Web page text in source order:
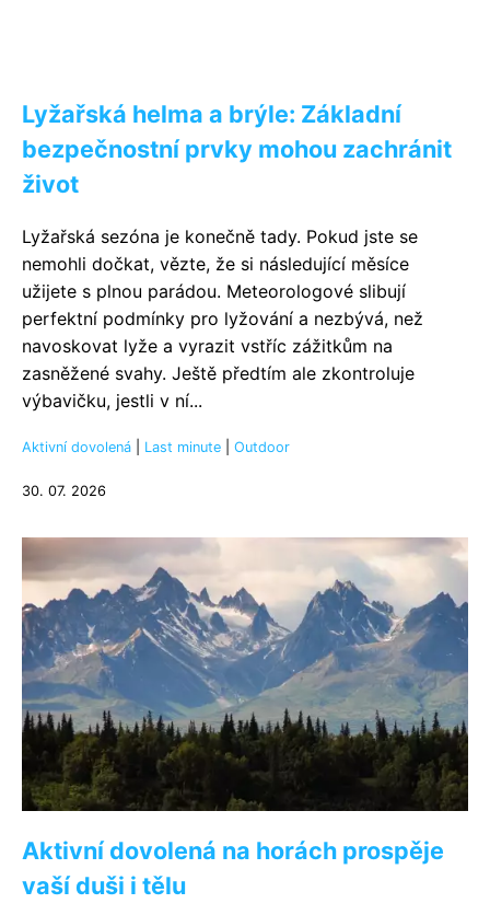
Lyžařská helma a brýle: Základní
bezpečnostní prvky mohou zachránit
život
Lyžařská sezóna je konečně tady. Pokud jste se
nemohli dočkat, vězte, že si následující měsíce
užijete s plnou parádou. Meteorologové slibují
perfektní podmínky pro lyžování a nezbývá, než
navoskovat lyže a vyrazit vstříc zážitkům na
zasněžené svahy. Ještě předtím ale zkontroluje
výbavičku, jestli v ní...
Aktivní dovolená Last minute Outdoor
30. 07. 2026
Aktivní dovolená na horách prospěje
vaší duši i tělu